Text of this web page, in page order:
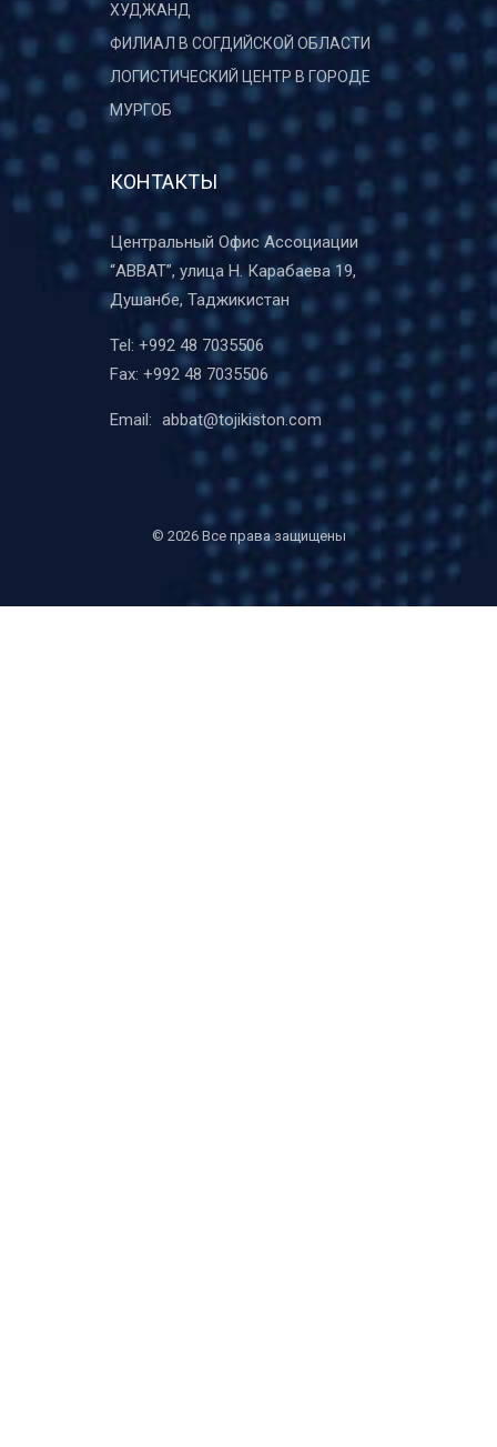
ХУДЖАНД
ФИЛИАЛ В СОГДИЙСКОЙ ОБЛАСТИ
ЛОГИСТИЧЕСКИЙ ЦЕНТР В ГОРОДЕ
МУРГОБ
КОНТАКТЫ
Центральный Офис Ассоциации
“ABBAT”, улица Н. Карабаева 19,
Душанбе, Таджикистан
Tel: +992 48 7035506
Fax: +992 48 7035506
Email: abbat@tojikiston.com
© 2026 Все права защищены